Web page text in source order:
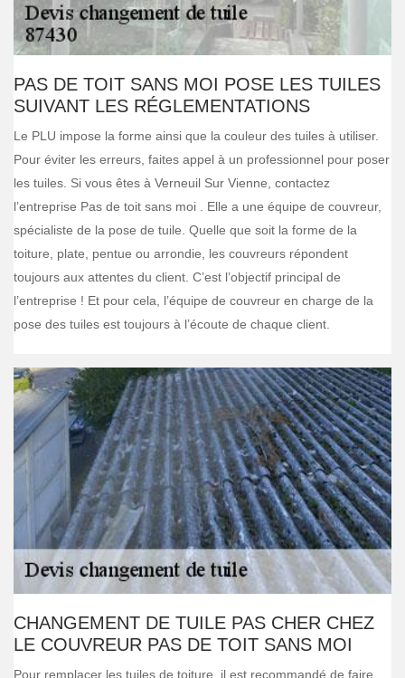
PAS DE TOIT SANS MOI POSE LES TUILES
SUIVANT LES RÉGLEMENTATIONS
Le PLU impose la forme ainsi que la couleur des tuiles à utiliser.
Pour éviter les erreurs, faites appel à un professionnel pour poser
les tuiles. Si vous êtes à Verneuil Sur Vienne, contactez
l’entreprise Pas de toit sans moi . Elle a une équipe de couvreur,
spécialiste de la pose de tuile. Quelle que soit la forme de la
toiture, plate, pentue ou arrondie, les couvreurs répondent
toujours aux attentes du client. C’est l’objectif principal de
l’entreprise ! Et pour cela, l’équipe de couvreur en charge de la
pose des tuiles est toujours à l’écoute de chaque client.
CHANGEMENT DE TUILE PAS CHER CHEZ
LE COUVREUR PAS DE TOIT SANS MOI
Pour remplacer les tuiles de toiture, il est recommandé de faire